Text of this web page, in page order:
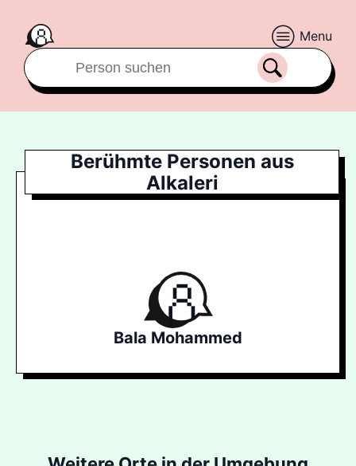
Menu
Berühmte Personen aus
Alkaleri
Bala Mohammed